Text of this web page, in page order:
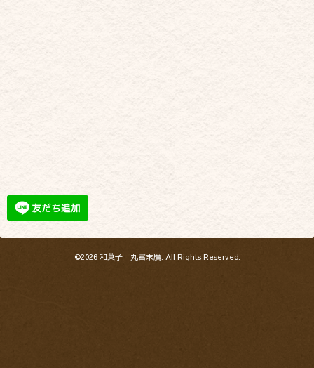
©2026 和菓子 丸富末廣. All Rights Reserved.